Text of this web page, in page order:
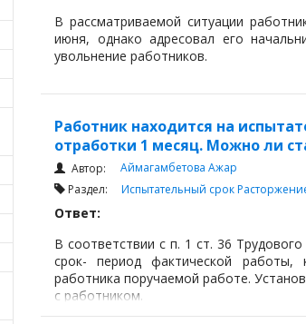
В рассматриваемой ситуации
июня, однако адресовал его
увольнение работников.
Работник находится на
отработки 1 месяц. Можно ли
Автор: Аймагамбетова Ажар
Раздел: Испытательный срок
Ответ:
В соответствии с п. 1 ст. 36
срок- период фактической работы,
работника поручаемой работе.
с работником.